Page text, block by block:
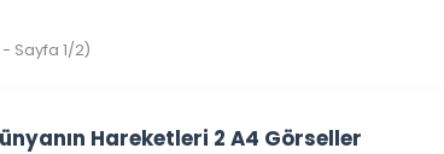
- Sayfa 1/2)
Hareketleri 2 A4 Görseller